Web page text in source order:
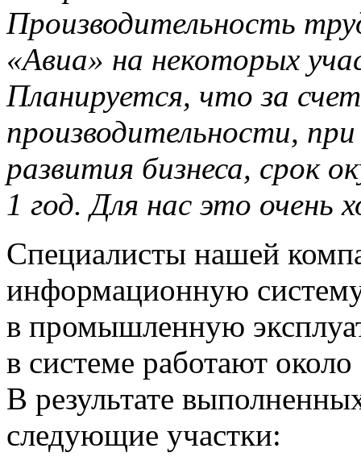
Производительность
«Авиа» на некоторых
Планируется, что за
производительности,
развития бизнеса, срок
1 год. Для нас это очень
Специалисты нашей
информационную
в промышленную
в системе работают
В результате
следующие участки: